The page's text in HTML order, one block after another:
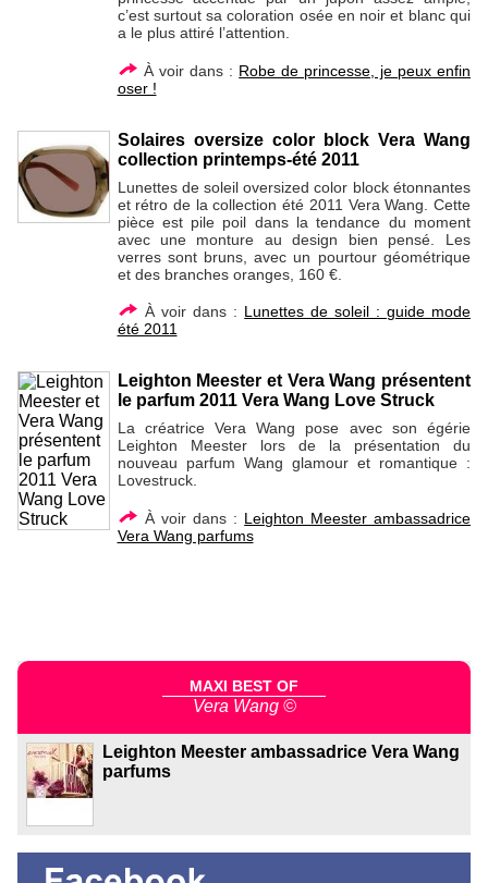
c’est surtout sa coloration osée en noir et blanc qui
a le plus attiré l’attention.
À voir dans : Robe de princesse, je peux enfin
oser !
Solaires oversize color block Vera Wang
collection printemps-été 2011
Lunettes de soleil oversized color block étonnantes
et rétro de la collection été 2011 Vera Wang. Cette
pièce est pile poil dans la tendance du moment
avec une monture au design bien pensé. Les
verres sont bruns, avec un pourtour géométrique
et des branches oranges, 160 €.
À voir dans : Lunettes de soleil : guide mode
été 2011
Leighton Meester et Vera Wang présentent
le parfum 2011 Vera Wang Love Struck
La créatrice Vera Wang pose avec son égérie
Leighton Meester lors de la présentation du
nouveau parfum Wang glamour et romantique :
Lovestruck.
À voir dans : Leighton Meester ambassadrice
Vera Wang parfums
MAXI BEST OF
Vera Wang ©
Leighton Meester ambassadrice Vera Wang
parfums